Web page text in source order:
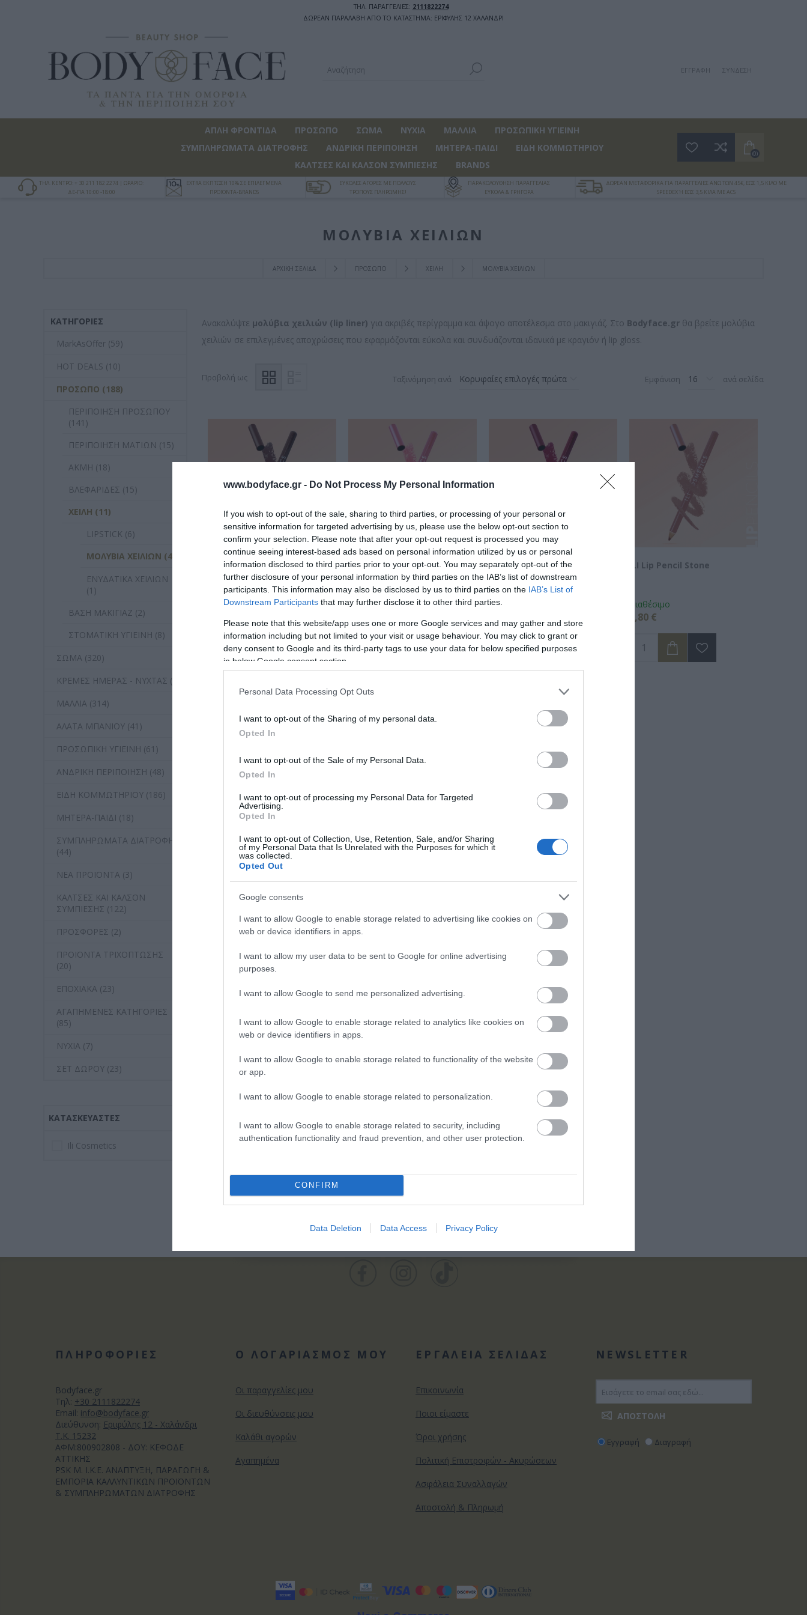
www.bodyface.gr - Do Not Process My Personal Information
If you wish to opt-out of the sale, sharing to third parties, or processing of your personal or
sensitive information for targeted advertising by us, please use the below opt-out section to
confirm your selection. Please note that after your opt-out request is processed you may
continue seeing interest-based ads based on personal information utilized by us or personal
information disclosed to third parties prior to your opt-out. You may separately opt-out of the
further disclosure of your personal information by third parties on the IAB’s list of downstream
participants. This information may also be disclosed by us to third parties on the IAB’s List of
Downstream Participants that may further disclose it to other third parties.
Please note that this website/app uses one or more Google services and may gather and store
information including but not limited to your visit or usage behaviour. You may click to grant or
deny consent to Google and its third-party tags to use your data for below specified purposes
in below Google consent section.
Personal Data Processing Opt Outs
I want to opt-out of the Sharing of my personal data.
Opted In
I want to opt-out of the Sale of my Personal Data.
Opted In
I want to opt-out of processing my Personal Data for Targeted
Advertising.
Opted In
I want to opt-out of Collection, Use, Retention, Sale, and/or Sharing
of my Personal Data that Is Unrelated with the Purposes for which it
was collected.
Opted Out
Google consents
I want to allow Google to enable storage related to advertising like cookies on
web or device identifiers in apps.
I want to allow my user data to be sent to Google for online advertising
purposes.
I want to allow Google to send me personalized advertising.
I want to allow Google to enable storage related to analytics like cookies on
web or device identifiers in apps.
I want to allow Google to enable storage related to functionality of the website
or app.
I want to allow Google to enable storage related to personalization.
I want to allow Google to enable storage related to security, including
authentication functionality and fraud prevention, and other user protection.
CONFIRM
Data Deletion Data Access Privacy Policy
ΤΗΛ. ΠΑΡΑΓΓΕΛΙΕΣ: 2111822274
ΔΩΡΕΑΝ ΠΑΡΑΛΑΒΗ ΑΠΟ ΤΟ ΚΑΤΑΣΤΗΜΑ: ΕΡΙΦΥΛΗΣ 12 ΧΑΛΑΝΔΡΙ
ΕΓΓΡΑΦΉ ΣΎΝΔΕΣΗ
ΑΠΛΗ ΦΡΟΝΤΙΔΑ ΠΡΟΣΩΠΟ ΣΩΜΑ ΝΥΧΙΑ ΜΑΛΛΙΑ
ΠΡΟΣΩΠΙΚΗ ΥΓΙΕΙΝΗ
ΣΥΜΠΛΗΡΩΜΑΤΑ ΔΙΑΤΡΟΦΗΣ
ΑΝΔΡΙΚΗ ΠΕΡΙΠΟΙΗΣΗ ΜΗΤΕΡΑ-ΠΑΙΔΙ
ΕΙΔΗ ΚΟΜΜΩΤΗΡΙΟΥ
ΚΑΛΤΣΕΣ ΚΑΙ ΚΑΛΣΟΝ ΣΥΜΠΙΕΣΗΣ
BRANDS
(0)
ΤΗΛ. ΚΕΝΤΡΟ: + 30 211 182 2274 | ΩΡΑΡΙΟ:
ΔΕ-ΠΑ 10:00 -18:00
EXTRA ΕΚΠΤΩΣΗ 10% ΣΕ ΕΠΙΛΕΓΜΕΝΑ
ΠΡΟΪΟΝΤΑ-BRANDS
ΕΥΚΟΛΕΣ ΑΓΟΡΕΣ ΜΕ ΠΟΛΛΟΥΣ
ΤΡΟΠΟΥΣ ΠΛΗΡΩΜΗΣ!
ΠΑΡΑΚΟΛΟΥΘΗΣΗ ΠΑΡΑΓΓΕΛΙΑΣ
ΕΥΚΟΛΑ & ΓΡΗΓΟΡΑ
ΔΩΡΕΑΝ ΜΕΤΑΦΟΡΙΚΑ ΓΙΑ ΠΑΡΑΓΓΕΛΙΕΣ ΑΝΩ ΤΩΝ 45€, ΕΩΣ 1,5 ΚΙΛΟ ΜΕ
SPEEDEX Ή ΕΩΣ 3,5 ΚΙΛΑ ΜΕ ACS
ΑΡΧΙΚΉ ΣΕΛΊΔΑ ΠΡΟΣΩΠΟ ΧΕΙΛΗ ΜΟΛΥΒΙΑ ΧΕΙΛΙΩΝ
ΜΟΛΥΒΙΑ ΧΕΙΛΙΩΝ
Ανακαλύψτε μολύβια χειλιών (lip liner) για ακριβές περίγραμμα και άψογο αποτέλεσμα στο μακιγιάζ. Στο Bodyface.gr θα βρείτε μολύβια
χειλιών σε επιλεγμένες αποχρώσεις που εφαρμόζονται εύκολα και συνδυάζονται ιδανικά με κραγιόν ή lip gloss.
Προβολή ως Ταξινόμηση ανά Εμφάνιση ανά σελίδα
ILI Lip Pencil Brown
Διαθέσιμο
6,80 €
ILI Lip Pencil Pink
Διαθέσιμο
ILI Lip Pencil Red
Διαθέσιμο
6,80 €
ILI Lip Pencil Stone
Διαθέσιμο
6,80 €
ΚΑΤΗΓΟΡΊΕΣ
MarkAsOffer (59)
HOT DEALS (10)
ΠΡΟΣΩΠΟ (188)
ΠΕΡΙΠΟΙΗΣΗ ΠΡΟΣΩΠΟΥ
(141)
ΠΕΡΙΠΟΙΗΣΗ ΜΑΤΙΩΝ (15)
AKMH (18)
ΒΛΕΦΑΡΙΔΕΣ (15)
ΧΕΙΛΗ (11)
LIPSTICK (6)
ΜΟΛΥΒΙΑ ΧΕΙΛΙΩΝ (4)
ΕΝΥΔΑΤΙΚΑ ΧΕΙΛΙΩΝ
(1)
ΒΑΣΗ ΜΑΚΙΓΙΑΖ (2)
ΣΤΟΜΑΤΙΚΗ ΥΓΙΕΙΝΗ (8)
ΣΩΜΑ (320)
ΚΡΕΜΕΣ ΗΜΕΡΑΣ - ΝΥΧΤΑΣ (1)
ΜΑΛΛΙΑ (314)
ΑΛΑΤΑ ΜΠΑΝΙΟΥ (41)
ΠΡΟΣΩΠΙΚΗ ΥΓΙΕΙΝΗ (61)
ΑΝΔΡΙΚΗ ΠΕΡΙΠΟΙΗΣΗ (48)
ΕΙΔΗ ΚΟΜΜΩΤΗΡΙΟΥ (186)
ΜΗΤΕΡΑ-ΠΑΙΔΙ (18)
ΣΥΜΠΛΗΡΩΜΑΤΑ ΔΙΑΤΡΟΦΗΣ
(44)
ΝΕΑ ΠΡΟΪΟΝΤΑ (3)
ΚΑΛΤΣΕΣ ΚΑΙ ΚΑΛΣΟΝ
ΣΥΜΠΙΕΣΗΣ (122)
ΠΡΟΣΦΟΡΕΣ (2)
ΠΡΟΪΟΝΤΑ ΤΡΙΧΟΠΤΩΣΗΣ
(20)
ΕΠΟΧΙΑΚΑ (23)
ΑΓΑΠΗΜΕΝΕΣ ΚΑΤΗΓΟΡΙΕΣ
(85)
ΝΥΧΙΑ (7)
ΣΕΤ ΔΩΡΟΥ (23)
ΚΑΤΑΣΚΕΥΑΣΤΈΣ
Ili Cosmetics
ΠΛΗΡΟΦΟΡΙΕΣ
Bodyface.gr
Tηλ: +30 2111822274
Email: info@bodyface.gr
Διεύθυνση: Εριφύλης 12 - Χαλάνδρι
Τ.Κ. 15232
ΑΦΜ:800902808 - ΔΟΥ: ΚΕΦΟΔΕ
ΑΤΤΙΚΗΣ
PSK M. I.K.E. ΑΝΑΠΤΥΞΗ, ΠΑΡΑΓΩΓΗ &
ΕΜΠΟΡΙΑ ΚΑΛΛΥΝΤΙΚΩΝ ΠΡΟΪΟΝΤΩΝ
& ΣΥΜΠΛΗΡΩΜΑΤΩΝ ΔΙΑΤΡΟΦΗΣ
Ο ΛΟΓΑΡΙΑΣΜΟΣ ΜΟΥ
Οι παραγγελίες μου
Οι διευθύνσεις μου
Καλάθι αγορών
Αγαπημένα
ΕΡΓΑΛΕΙΑ ΣΕΛΙΔΑΣ
Επικοινωνία
Ποιοι είμαστε
Όροι χρήσης
Πολιτική Επιστροφών - Ακυρώσεων
Ασφάλεια Συναλλαγών
Αποστολή & Πληρωμή
NEWSLETTER
Εγγραφή Διαγραφή